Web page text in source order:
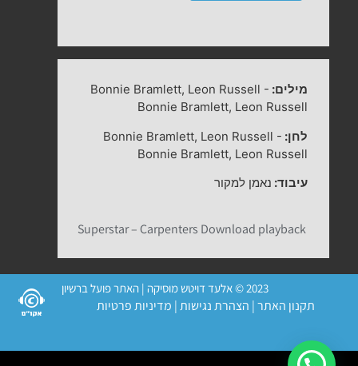
מילים: Bonnie Bramlett, Leon Russell -
Bonnie Bramlett, Leon Russell
לחן:
Bonnie Bramlett, Leon Russell -
Bonnie Bramlett, Leon Russell
עיבוד: נאמן למקור
2023 © אלעד דויטש מוסיקה | האתר פועל ברשיון
תקנון האתר| הצהרת נגישות| מדיניות פרטיות